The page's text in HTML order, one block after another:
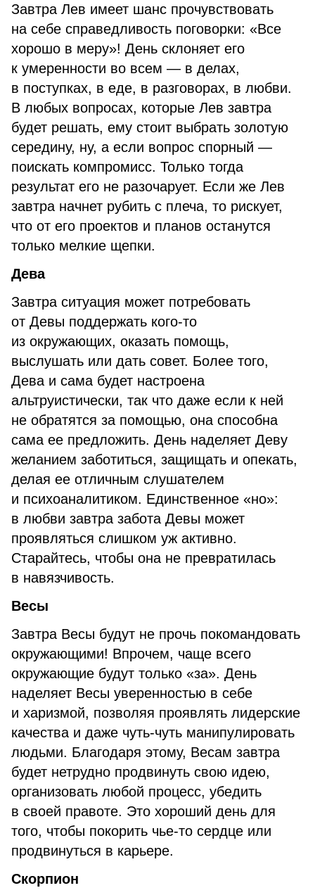
Завтра Лев имеет шанс прочувствовать
на себе справедливость поговорки: «Все
хорошо в меру»! День склоняет его
к умеренности во всем — в делах,
в поступках, в еде, в разговорах, в любви.
В любых вопросах, которые Лев завтра
будет решать, ему стоит выбрать золотую
середину, ну, а если вопрос спорный —
поискать компромисс. Только тогда
результат его не разочарует. Если же Лев
завтра начнет рубить с плеча, то рискует,
что от его проектов и планов останутся
только мелкие щепки.
Дева
Завтра ситуация может потребовать
от Девы поддержать кого-то
из окружающих, оказать помощь,
выслушать или дать совет. Более того,
Дева и сама будет настроена
альтруистически, так что даже если к ней
не обратятся за помощью, она способна
сама ее предложить. День наделяет Деву
желанием заботиться, защищать и опекать,
делая ее отличным слушателем
и психоаналитиком. Единственное «но»:
в любви завтра забота Девы может
проявляться слишком уж активно.
Старайтесь, чтобы она не превратилась
в навязчивость.
Весы
Завтра Весы будут не прочь покомандовать
окружающими! Впрочем, чаще всего
окружающие будут только «за». День
наделяет Весы уверенностью в себе
и харизмой, позволяя проявлять лидерские
качества и даже чуть-чуть манипулировать
людьми. Благодаря этому, Весам завтра
будет нетрудно продвинуть свою идею,
организовать любой процесс, убедить
в своей правоте. Это хороший день для
того, чтобы покорить чье-то сердце или
продвинуться в карьере.
Скорпион